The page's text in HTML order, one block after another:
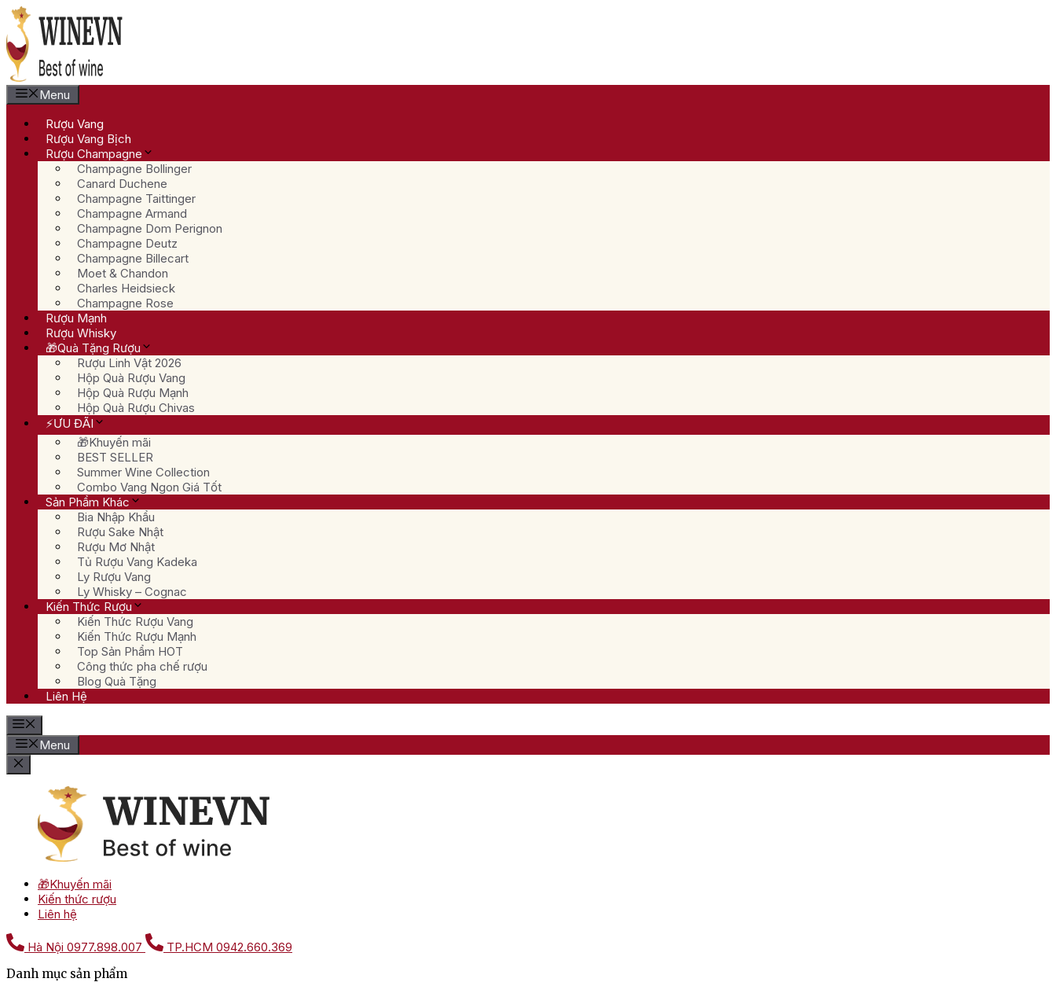
Chuyển
đến
nội
dung
Menu
Rượu Vang
Rượu Vang Bịch
Rượu Champagne
Champagne Bollinger
Canard Duchene
Champagne Taittinger
Champagne Armand
Champagne Dom Perignon
Champagne Deutz
Champagne Billecart
Moet & Chandon
Charles Heidsieck
Champagne Rose
Rượu Mạnh
Rượu Whisky
🎁Quà Tặng Rượu
Rượu Linh Vật 2026
Hộp Quà Rượu Vang
Hộp Quà Rượu Mạnh
Hộp Quà Rượu Chivas
⚡ƯU ĐÃI
🎁Khuyến mãi
BEST SELLER
Summer Wine Collection
Combo Vang Ngon Giá Tốt
Sản Phẩm Khác
Bia Nhập Khẩu
Rượu Sake Nhật
Rượu Mơ Nhật
Tủ Rượu Vang Kadeka
Ly Rượu Vang
Ly Whisky – Cognac
Kiến Thức Rượu
Kiến Thức Rượu Vang
Kiến Thức Rượu Mạnh
Top Sản Phẩm HOT
Công thức pha chế rượu
Blog Quà Tặng
Liên Hệ
Menu
🎁Khuyến mãi
Kiến thức rượu
Liên hệ
Hà Nội 0977.898.007 TP.HCM 0942.660.369
Danh mục sản phẩm